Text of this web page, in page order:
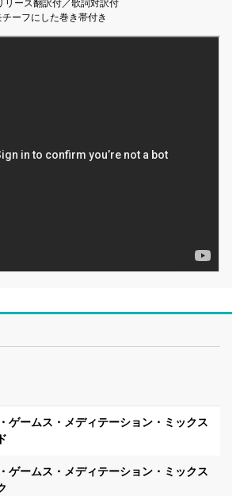
リース翻訳付／歌詞対訳付
ーフにした巻き帯付き
ゲームス・メディテーション・ミックス
ゲームス・メディテーション・ミックス